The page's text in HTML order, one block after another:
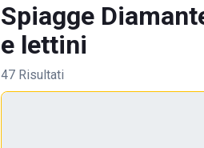
Spiagge
e lettini
47 Risultati